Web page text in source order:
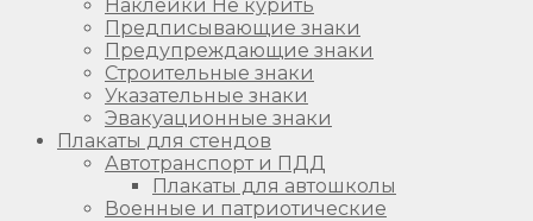
Наклейки Не курить
Предписывающие знаки
Предупреждающие знаки
Строительные знаки
Указательные знаки
Эвакуационные знаки
Плакаты для стендов
Автотранспорт и ПДД
Плакаты для автошколы
Военные и патриотические